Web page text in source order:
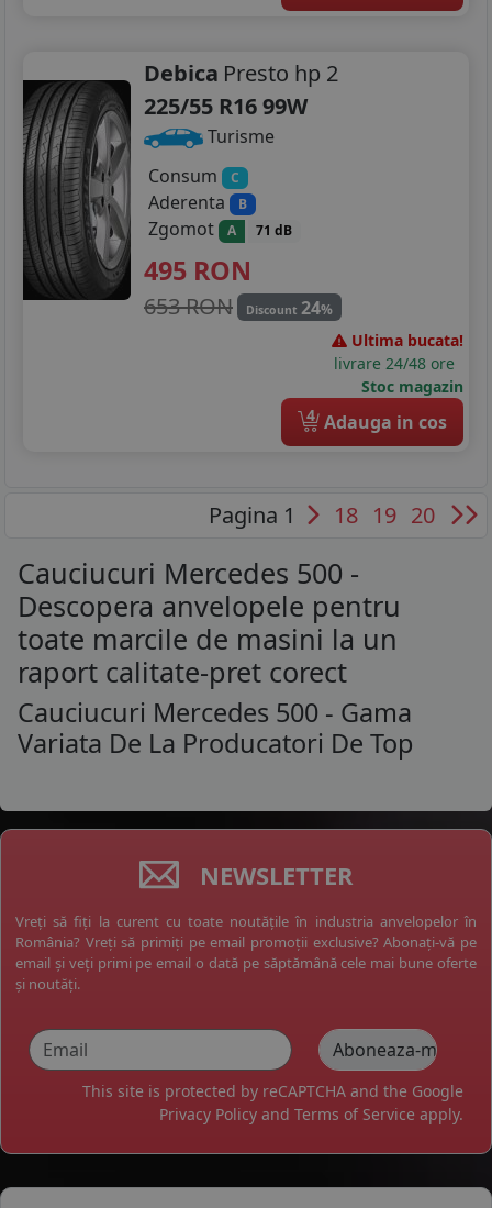
Debica Presto hp 2
225/55 R16 99W
Turisme
Consum
C
Aderenta B
Zgomot A 71 dB
495 RON
653 RON Discount 24%
Ultima bucata!
livrare 24/48 ore
Stoc magazin
4 Adauga in cos
Pagina 1 18 19 20
Cauciucuri Mercedes 500 -
Descopera anvelopele pentru
toate marcile de masini la un
raport calitate-pret corect
Cauciucuri Mercedes 500 - Gama
Variata De La Producatori De Top
NEWSLETTER
Vreți să fiți la curent cu toate noutățile în industria anvelopelor în
România? Vreți să primiți pe email promoții exclusive? Abonați-vă pe
email și veți primi pe email o dată pe săptămână cele mai bune oferte
și noutăți.
This site is protected by reCAPTCHA and the Google
Privacy Policy and Terms of Service apply.